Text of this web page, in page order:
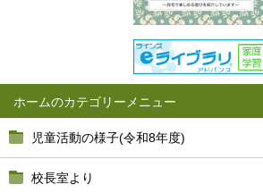
ホーム
児童活動の様子(令和8年度)
校長室より